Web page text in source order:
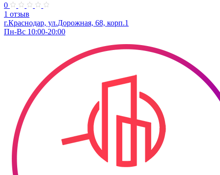
0
1 отзыв
г.Краснодар, ул.Дорожная, 68, корп.1
Пн-Вс 10:00-20:00